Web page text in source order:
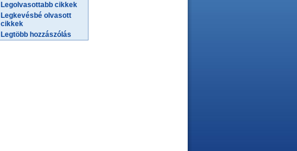
Legolvasottabb cikkek
Legkevésbé olvasott
cikkek
Legtöbb hozzászólás